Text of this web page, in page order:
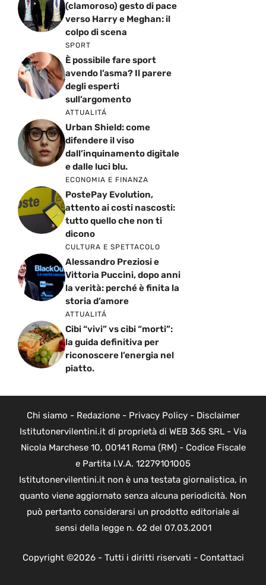
(clamoroso) gesto di pace
verso Harry e Meghan: il
colpo di scena
SPORT
È possibile fare sport
avendo l’asma? Il parere
degli esperti
sull’argomento
ATTUALITÁ
Urban Shield: come
difendere il viso
dall’inquinamento digitale
e dalle luci blu.
ECONOMIA E FINANZA
PostePay Evolution,
attento ai costi nascosti:
tutto quello che non ti
dicono
CULTURA E SPETTACOLO
Alessandro Preziosi e
Vittoria Puccini, dopo anni
la verità: perché è finita la
storia d’amore
ATTUALITÁ
Cibi “vivi” vs cibi “morti”:
la guida definitiva per
riconoscere l’energia nel
piatto.
Chi siamo - Redazione- Privacy Policy- Disclaimer
Istitutonervilentini.it di proprietà di WEB 365 SRL - Via
Nicola Marchese 10, 00141 Roma (RM) - Codice Fiscale
e Partita I.V.A. 12279101005
Istitutonervilentini.it non è una testata giornalistica, in
quanto viene aggiornato senza alcuna periodicità. Non
può pertanto considerarsi un prodotto editoriale ai
sensi della legge n. 62 del 07.03.2001
Copyright ©2026 - Tutti i diritti riservati - Contattaci